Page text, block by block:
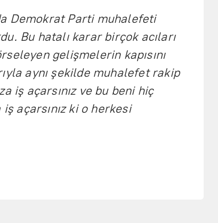
Demokrat Parti muhalefeti
Bu hatalı karar birçok acıları
gelişmelerin kapısını
aynı şekilde muhalefet rakip
iş açarsınız ve bu beni hiç
açarsınız ki o herkesi